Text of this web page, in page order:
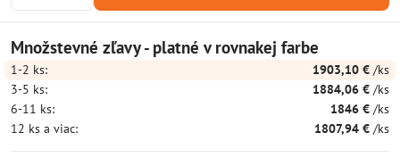
Množstevné zľavy - platné v rovnakej farbe
1-2 ks: 1903,10 € /ks
3-5 ks: 1884,06 € /ks
6-11 ks: 1846 € /ks
12 ks a viac: 1807,94 € /ks